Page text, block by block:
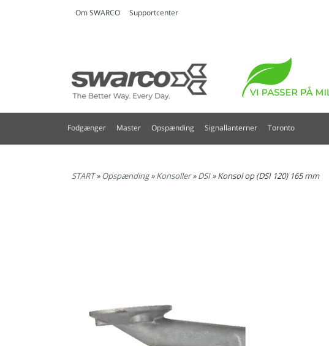
Om SWARCO Supportcenter
Fodgænger Master Opspænding Signallanterner Toronto
START»Opspænding»Konsoller»DSI» Konsol op (DSI 120) 165 mm